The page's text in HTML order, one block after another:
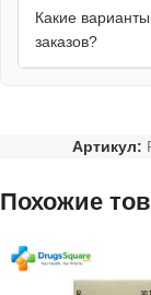
Какие
заказов?
Артикул:
Похожие